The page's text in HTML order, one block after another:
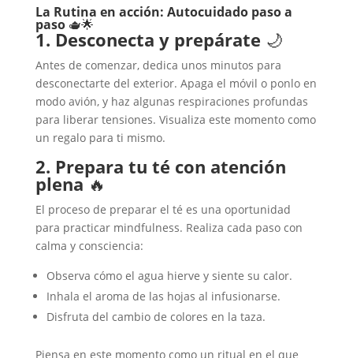
La Rutina en acción: Autocuidado paso a
paso🫖🌟
1. Desconecta y prepárate 🌙
Antes de comenzar, dedica unos minutos para
desconectarte del exterior. Apaga el móvil o ponlo en
modo avión, y haz algunas respiraciones profundas
para liberar tensiones. Visualiza este momento como
un regalo para ti mismo.
2. Prepara tu té con atención
plena🔥
El proceso de preparar el té es una oportunidad
para practicar mindfulness. Realiza cada paso con
calma y consciencia:
Observa cómo el agua hierve y siente su calor.
Inhala el aroma de las hojas al infusionarse.
Disfruta del cambio de colores en la taza.
Piensa en este momento como un ritual en el que